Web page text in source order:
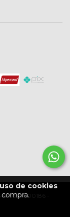
de cookies
-